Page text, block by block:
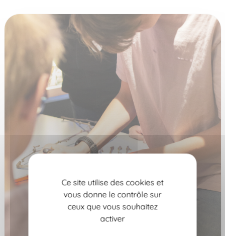
Ce site utilise des cookies et
vous donne le contrôle sur
ceux que vous souhaitez
activer